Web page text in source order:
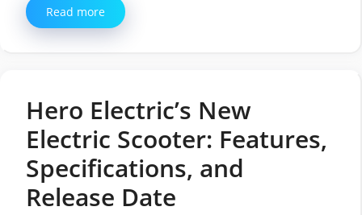
Read more
Hero Electric’s New
Electric Scooter: Features,
Specifications, and
Release Date